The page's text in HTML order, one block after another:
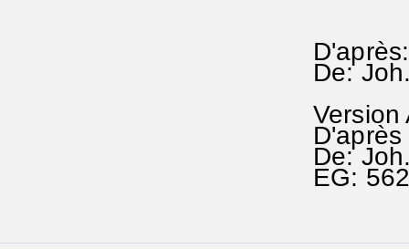
De:
Version
De:
EG: